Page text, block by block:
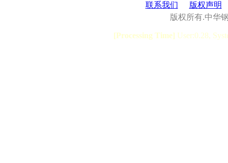
联系我们
版权声明
版权所有.中华
[Processing Time] User:0.28,